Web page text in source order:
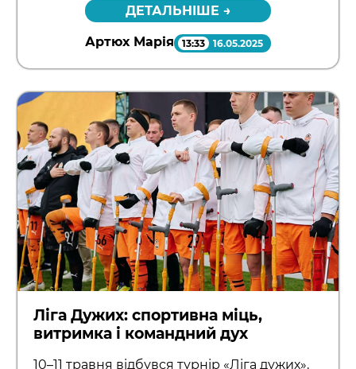
ДЕТАЛЬНІШЕ →
Артюх Марія 13:33 16.05.2025
Ліга Дужих: спортивна міць,
витримка і командний дух
10–11 травня відбувся турнір «Ліга дужих»,